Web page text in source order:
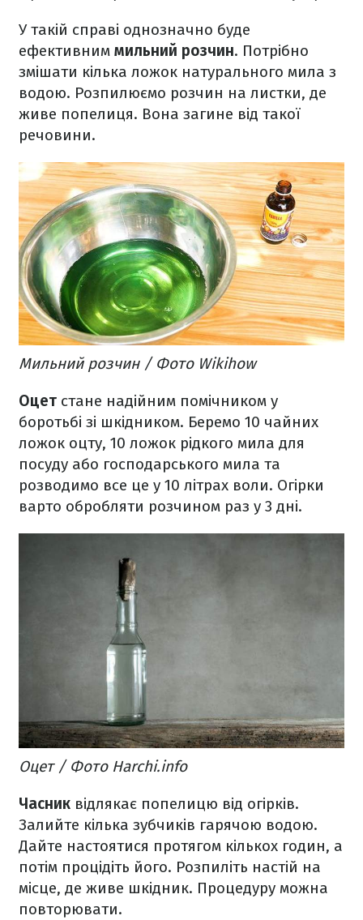
У такій справі однозначно буде
ефективним мильний розчин. Потрібно
змішати кілька ложок натурального мила з
водою. Розпилюємо розчин на листки, де
живе попелиця. Вона загине від такої
речовини.
Мильний розчин / Фото Wikihow
Оцет стане надійним помічником у
боротьбі зі шкідником. Беремо 10 чайних
ложок оцту, 10 ложок рідкого мила для
посуду або господарського мила та
розводимо все це у 10 літрах воли. Огірки
варто обробляти розчином раз у 3 дні.
Оцет / Фото Harchi.info
Часник відлякає попелицю від огірків.
Залийте кілька зубчиків гарячою водою.
Дайте настоятися протягом кількох годин, а
потім процідіть його. Розпиліть настій на
місце, де живе шкідник. Процедуру можна
повторювати.